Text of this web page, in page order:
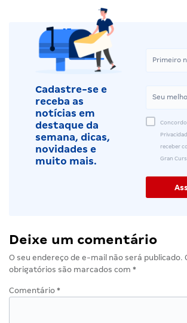
Cadastre-se e
receba as
notícias em
destaque da
semana, dicas,
novidades e
muito mais.
Concordo
receber
Gran
Deixe um comentário
O seu endereço de e-mail não será publicado.
obrigatórios são marcados com *
Comentário *